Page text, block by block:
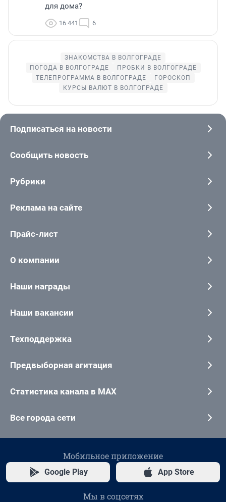
для дома?
16 441 6
ЗНАКОМСТВА В ВОЛГОГРАДЕ
ПОГОДА В ВОЛГОГРАДЕ
ПРОБКИ В ВОЛГОГРАДЕ
ТЕЛЕПРОГРАММА В ВОЛГОГРАДЕ
ГОРОСКОП
КУРСЫ ВАЛЮТ В ВОЛГОГРАДЕ
Подписаться на новости
Сообщить новость
Рубрики
Реклама на сайте
Прайс-лист
О компании
Наши награды
Наши вакансии
Техподдержка
Предвыборная агитация
Статистика канала в MAX
Все города сети
Мобильное приложение
Google Play App Store
Мы в соцсетях